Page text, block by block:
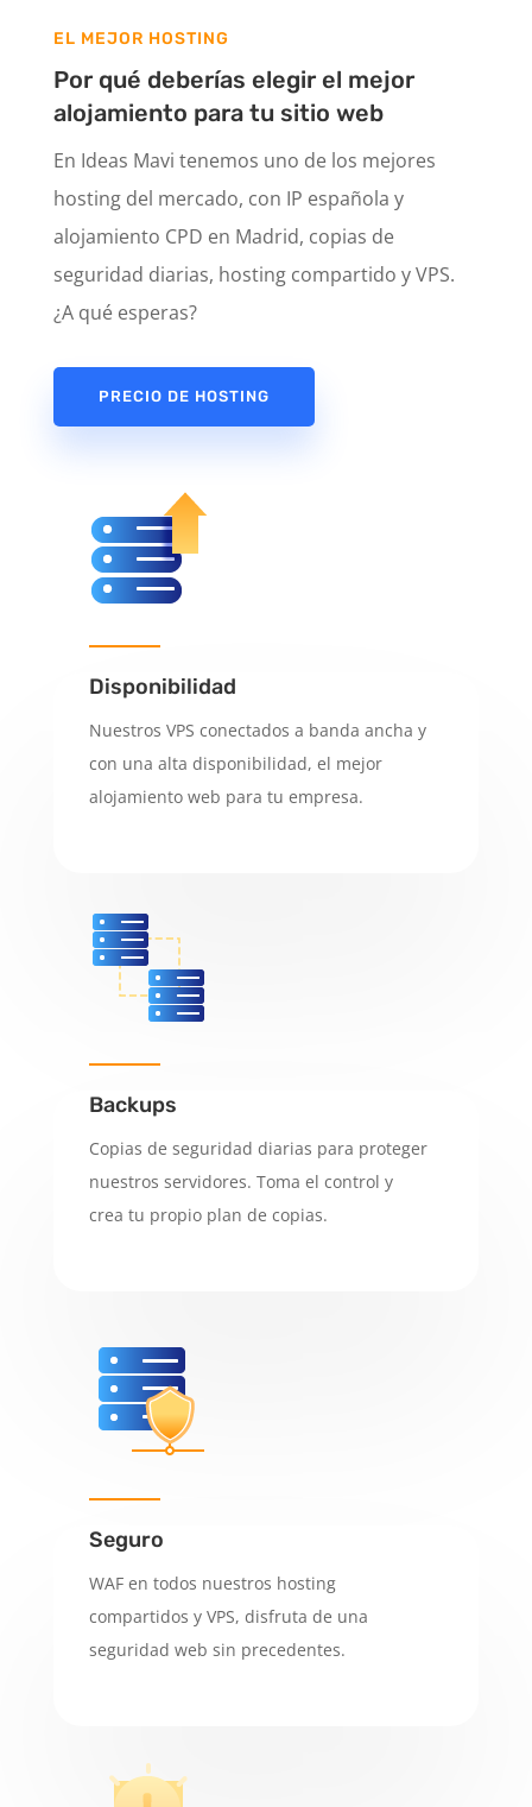
EL MEJOR HOSTING
Por qué deberías elegir el mejor
alojamiento para tu sitio web
En Ideas Mavi tenemos uno de los mejores
hosting del mercado, con IP española y
alojamiento CPD en Madrid, copias de
seguridad diarias, hosting compartido y VPS.
¿A qué esperas?
PRECIO DE HOSTING
Disponibilidad
Nuestros VPS conectados a banda ancha y
con una alta disponibilidad, el mejor
alojamiento web para tu empresa.
Backups
Copias de seguridad diarias para proteger
nuestros servidores. Toma el control y
crea tu propio plan de copias.
Seguro
WAF en todos nuestros hosting
compartidos y VPS, disfruta de una
seguridad web sin precedentes.